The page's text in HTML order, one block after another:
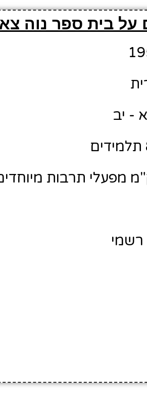
על בית ספר נוה
- יב
מפעלי תרבות
רשמי